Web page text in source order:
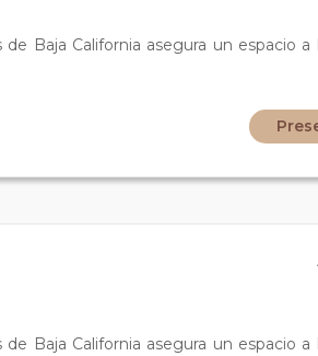
Baja California asegura un espacio a
Baja California asegura un espacio a